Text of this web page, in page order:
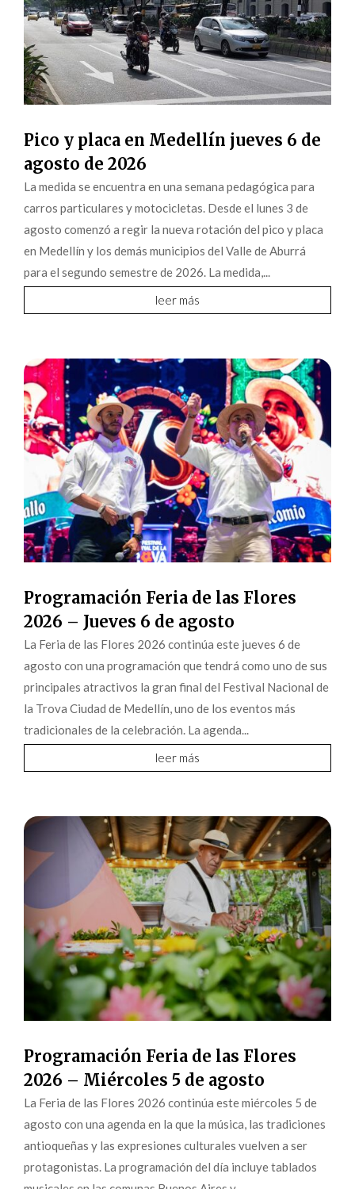
Pico y placa en Medellín jueves 6 de
agosto de 2026
La medida se encuentra en una semana pedagógica para
carros particulares y motocicletas. Desde el lunes 3 de
agosto comenzó a regir la nueva rotación del pico y placa
en Medellín y los demás municipios del Valle de Aburrá
para el segundo semestre de 2026. La medida,...
leer más
Programación Feria de las Flores
2026 – Jueves 6 de agosto
La Feria de las Flores 2026 continúa este jueves 6 de
agosto con una programación que tendrá como uno de sus
principales atractivos la gran final del Festival Nacional de
la Trova Ciudad de Medellín, uno de los eventos más
tradicionales de la celebración. La agenda...
leer más
Programación Feria de las Flores
2026 – Miércoles 5 de agosto
La Feria de las Flores 2026 continúa este miércoles 5 de
agosto con una agenda en la que la música, las tradiciones
antioqueñas y las expresiones culturales vuelven a ser
protagonistas. La programación del día incluye tablados